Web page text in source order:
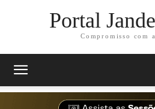
Portal
Compromisso com